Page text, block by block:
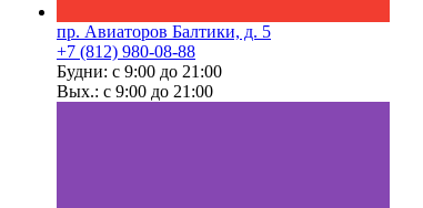
пр. Авиаторов Балтики, д. 5
+7 (812) 980-08-88
Будни: с 9:00 до 21:00
Вых.: с 9:00 до 21:00